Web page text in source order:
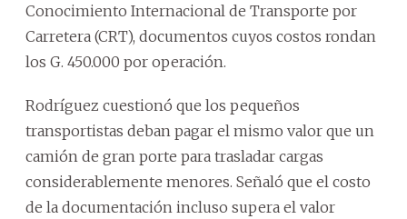
Conocimiento Internacional de Transporte por
Carretera (CRT), documentos cuyos costos rondan
los G. 450.000 por operación.
Rodríguez cuestionó que los pequeños
transportistas deban pagar el mismo valor que un
camión de gran porte para trasladar cargas
considerablemente menores. Señaló que el costo
de la documentación incluso supera el valor